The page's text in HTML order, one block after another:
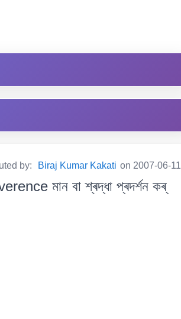
by: Biraj Kumar Kakati on 2007-06-11
মান বা শ্ৰদ্ধা প্ৰদৰ্শন কৰ্